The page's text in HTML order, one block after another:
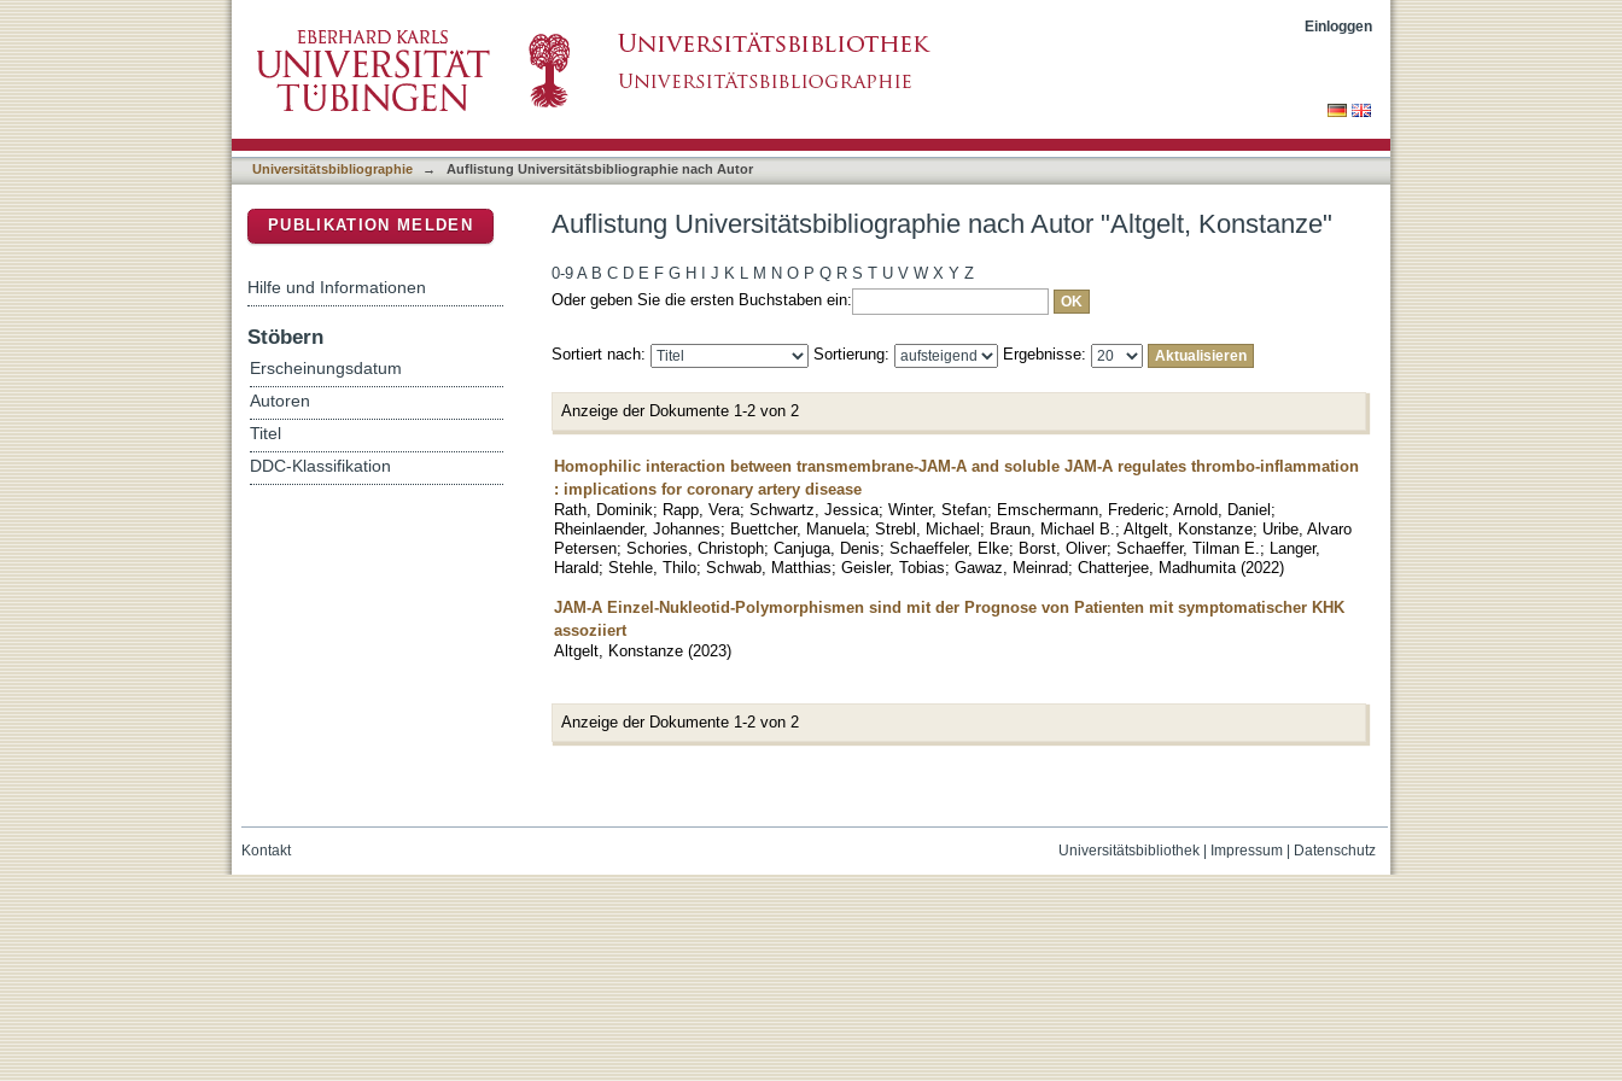
Einloggen
Universitätsbibliographie → Auflistung Universitätsbibliographie nach Autor
Auflistung Universitätsbibliographie nach Autor "Altgelt, Konstanze"
0-9 A B C D E F G H J K L M N O P Q R S T U V W X Y Z
Oder geben Sie die ersten Buchstaben ein:
Sortiert nach: Sortierung: Ergebnisse:
Anzeige der Dokumente 1-2 von 2
Homophilic interaction between transmembrane-JAM-A and soluble JAM-A regulates thrombo-inflammation
: implications for coronary artery disease
Rath, Dominik; Rapp, Vera; Schwartz, Jessica; Winter, Stefan; Emschermann, Frederic; Arnold, Daniel;
Rheinlaender, Johannes; Buettcher, Manuela; Strebl, Michael; Braun, Michael B. ; Altgelt, Konstanze; Uribe, Alvaro
Petersen; Schories, Christoph; Canjuga, Denis; Schaeffeler, Elke; Borst, Oliver; Schaeffer, Tilman E. ; Langer,
Harald; Stehle, Thilo; Schwab, Matthias; Geisler, Tobias; Gawaz, Meinrad; Chatterjee, Madhumita (2022)
JAM-A Einzel-Nukleotid-Polymorphismen sind mit der Prognose von Patienten mit symptomatischer KHK
assoziiert
Altgelt, Konstanze (2023)
Anzeige der Dokumente 1-2 von 2
PUBLIKATION MELDEN
Hilfe und Informationen
Stöbern
Erscheinungsdatum
Autoren
Titel
DDC-Klassifikation
Universitätsbibliothek| Impressum| Datenschutz
Kontakt